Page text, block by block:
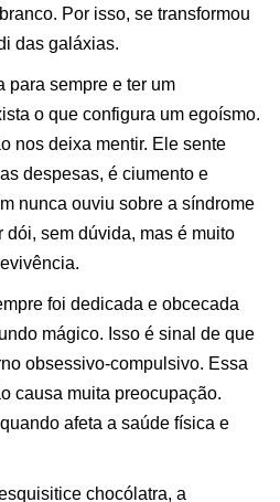
Por isso, se transformou
das galáxias.
para sempre e ter um
o que configura um egoísmo.
nos deixa mentir. Ele sente
despesas, é ciumento e
nunca ouviu sobre a síndrome
dói, sem dúvida, mas é muito
foi dedicada e obcecada
mágico. Isso é sinal de que
obsessivo-compulsivo. Essa
causa muita preocupação.
afeta a saúde física e
chocólatra, a